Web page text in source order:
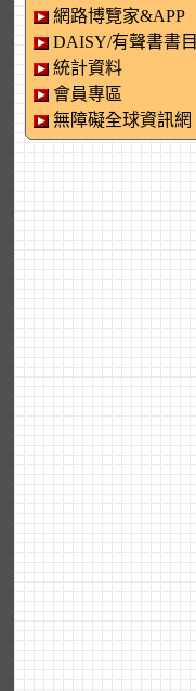
網路博覽家&APP
DAISY/有聲書書目
統計資料
會員專區
無障礙全球資訊網